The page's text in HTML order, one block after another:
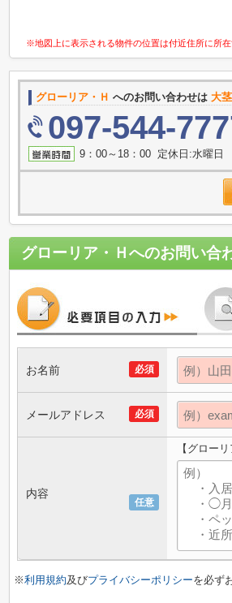
※地図上に表示される物件の位置は付近住所に所
グローリア・Ｈ へのお問い合わせは 大
097-544-
9：00～18：00 定休日:水曜日
グローリア・Ｈへのお問い合
必須
お名前
必須
メールアドレス
任意
内容
【グロー
※利用規約及びプライバシーポリシーを必ず